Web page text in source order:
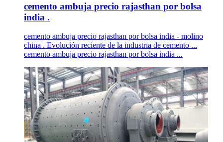
cemento ambuja precio rajasthan por bolsa
india .
cemento ambuja precio rajasthan por bolsa india - molino
china . Evolución reciente de la industria de cemento ...
cemento ambuja precio rajasthan por bolsa india ...